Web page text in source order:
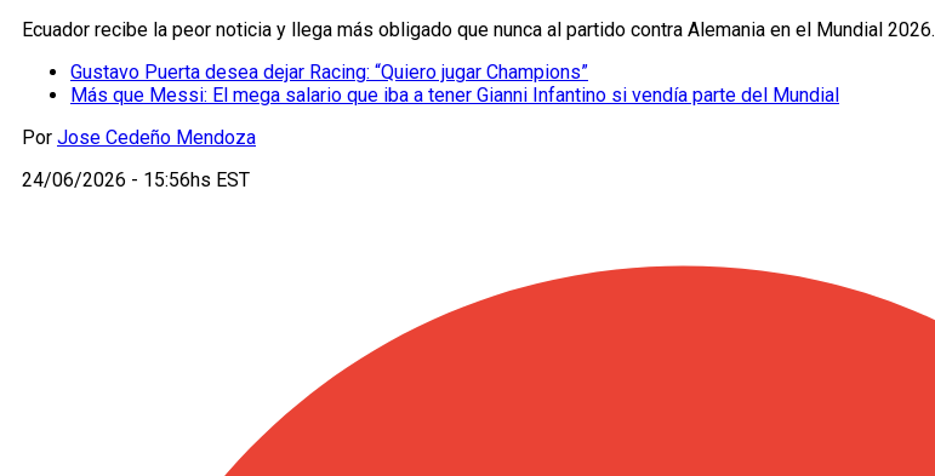
Ecuador recibe la peor noticia y llega más obligado que nunca al partido contra Alemania en el Mundial 2026.
Gustavo Puerta desea dejar Racing: “Quiero jugar Champions”
Más que Messi: El mega salario que iba a tener Gianni Infantino si vendía parte del Mundial
Por Jose Cedeño Mendoza
24/06/2026 - 15:56hs EST